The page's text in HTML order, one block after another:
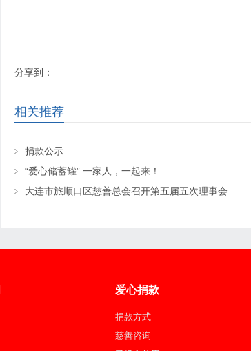
分享到：
相关推荐
捐款公示
“爱心储蓄罐” 一家人，一起来！
大连市旅顺口区慈善总会召开第五届五次理事会
爱心捐款
捐款方式
慈善咨询